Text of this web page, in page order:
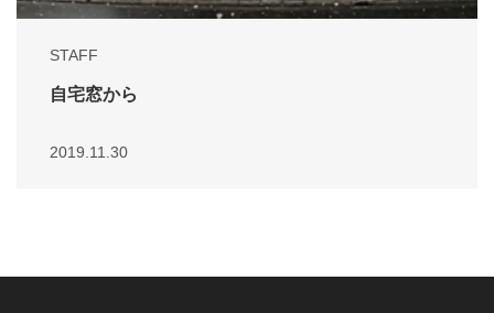
STAFF
自宅窓から
2019.11.30